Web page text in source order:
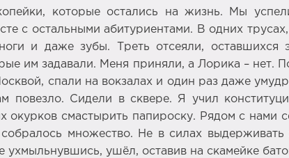
которые остались на жизнь. Мы
с остальными абитуриентами. В одних
и даже зубы. Треть отсеяли, оставшихся
им задавали. Меня приняли, а Лорика – нет.
спали на вокзалах и один раз даже
повезло. Сидели в сквере. Я учил
окурков смастырить папироску. Рядом с
множество. Не в силах выдерживать
ушёл, оставив на скамейке